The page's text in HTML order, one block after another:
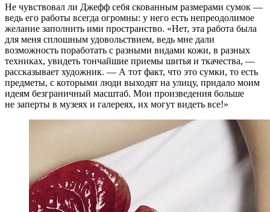
Не чувствовал ли Джефф себя скованным размерами сумок —
ведь его работы всегда огромны: у него есть непреодолимое
желание заполнить ими пространство. «Нет, эта работа была
для меня сплошным удовольствием, ведь мне дали
возможность поработать с разными видами кожи, в разных
техниках, увидеть тончайшие приемы шитья и ткачества, —
рассказывает художник. — А тот факт, что это сумки, то есть
предметы, с которыми люди выходят на улицу, придало моим
идеям безграничный масштаб. Мои произведения больше
не заперты в музеях и галереях, их могут видеть все!»